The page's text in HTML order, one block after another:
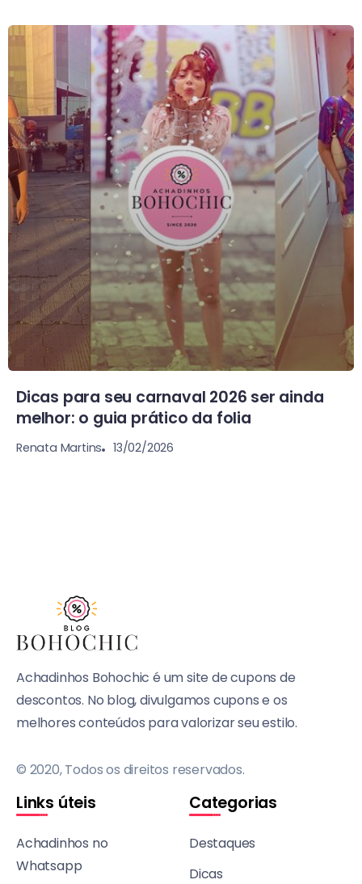
Dicas para seu carnaval 2026 ser ainda
melhor: o guia prático da folia
Renata Martins 13/02/2026
Achadinhos Bohochic é um site de cupons de
descontos. No blog, divulgamos cupons e os
melhores conteúdos para valorizar seu estilo.
© 2020, Todos os direitos reservados.
Links úteis
Achadinhos no
Whatsapp
Categorias
Destaques
Dicas